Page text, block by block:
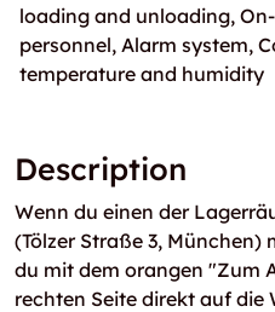
loading and unloading,
personnel, Alarm system,
temperature and humidity
Description
Wenn du einen der
(Tölzer Straße 3,
du mit dem orangen "Zum
rechten Seite direkt auf die